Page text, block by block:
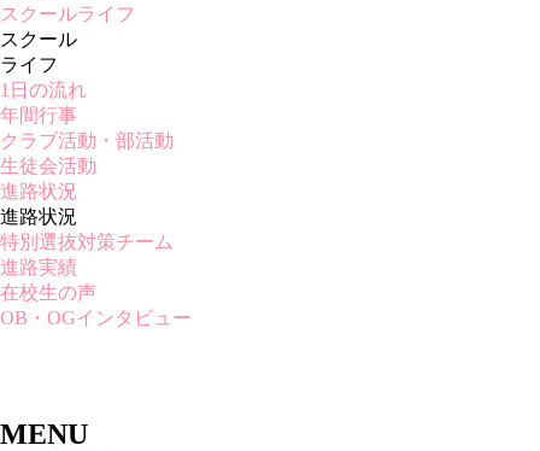
スクールライフ
スクール
ライフ
1日の流れ
年間行事
クラブ活動・部活動
生徒会活動
進路状況
進路状況
特別選抜対策チーム
進路実績
在校生の声
OB・OGインタビュー
MENU